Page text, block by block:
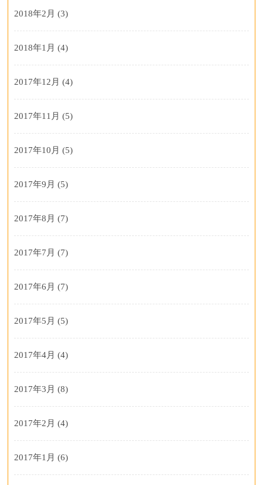
2018年2月 (3)
2018年1月 (4)
2017年12月 (4)
2017年11月 (5)
2017年10月 (5)
2017年9月 (5)
2017年8月 (7)
2017年7月 (7)
2017年6月 (7)
2017年5月 (5)
2017年4月 (4)
2017年3月 (8)
2017年2月 (4)
2017年1月 (6)